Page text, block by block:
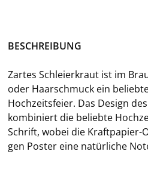
BE­SCHREI­BUNG
Zar­tes Schlei­er­kraut ist im
oder Haar­schmuck ein
Hoch­zeits­fei­er. Das De­sign
kom­bi­niert die be­lieb­te
Schrift, wobei die Kraftpapier-​
gen Pos­ter eine na­tür­li­che